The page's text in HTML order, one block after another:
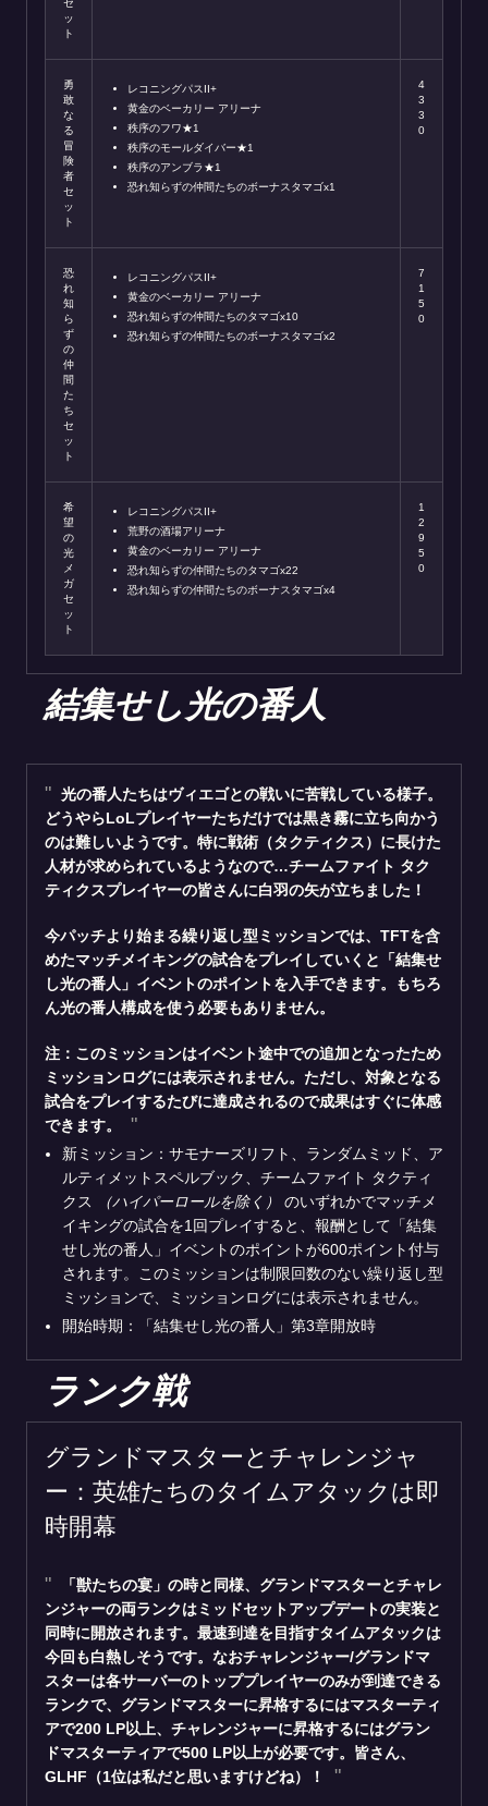
セ
ッ
ト
勇
敢
な
る
冒
険
者
セ
ッ
ト
レコニングパスII+
黄金のベーカリー アリーナ
秩序のフワ★1
秩序のモールダイバー★1
秩序のアンブラ★1
恐れ知らずの仲間たちのボーナスタマゴx1
4
3
3
0
恐
れ
知
ら
ず
の
仲
間
た
ち
セ
ッ
ト
レコニングパスII+
黄金のベーカリー アリーナ
恐れ知らずの仲間たちのタマゴx10
恐れ知らずの仲間たちのボーナスタマゴx2
7
1
5
0
希
望
の
光
メ
ガ
セ
ッ
ト
レコニングパスII+
荒野の酒場アリーナ
黄金のベーカリー アリーナ
恐れ知らずの仲間たちのタマゴx22
恐れ知らずの仲間たちのボーナスタマゴx4
1
2
9
5
0
結集せし光の番人
光の番人たちはヴィエゴとの戦いに苦戦している様子。
どうやらLoLプレイヤーたちだけでは黒き霧に立ち向かう
のは難しいようです。特に戦術（タクティクス）に長けた
人材が求められているようなので…チームファイト タク
ティクスプレイヤーの皆さんに白羽の矢が立ちました！
今パッチより始まる繰り返し型ミッションでは、TFTを含
めたマッチメイキングの試合をプレイしていくと「結集せ
し光の番人」イベントのポイントを入手できます。もちろ
ん光の番人構成を使う必要もありません。
注：このミッションはイベント途中での追加となったため
ミッションログには表示されません。ただし、対象となる
試合をプレイするたびに達成されるので成果はすぐに体感
できます。
新ミッション：サモナーズリフト、ランダムミッド、ア
ルティメットスペルブック、チームファイト タクティ
クス
（ハイパーロールを除く）
のいずれかでマッチメ
イキングの試合を1回プレイすると、報酬として「結集
せし光の番人」イベントのポイントが600ポイント付与
されます。このミッションは制限回数のない繰り返し型
ミッションで、ミッションログには表示されません。
開始時期：「結集せし光の番人」第3章開放時
ランク戦
グランドマスターとチャレンジャ
ー：英雄たちのタイムアタックは即
時開幕
「獣たちの宴」の時と同様、グランドマスターとチャレ
ンジャーの両ランクはミッドセットアップデートの実装と
同時に開放されます。最速到達を目指すタイムアタックは
今回も白熱しそうです。なおチャレンジャー/グランドマ
スターは各サーバーのトッププレイヤーのみが到達できる
ランクで、グランドマスターに昇格するにはマスターティ
アで200 LP以上、チャレンジャーに昇格するにはグラン
ドマスターティアで500 LP以上が必要です。皆さん、
GLHF（1位は私だと思いますけどね）！